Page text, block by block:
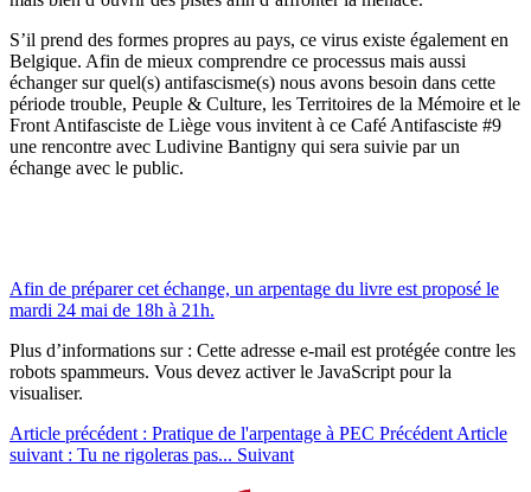
S’il prend des formes propres au pays, ce virus existe également en
Belgique. Afin de mieux comprendre ce processus mais aussi
échanger sur quel(s) antifascisme(s) nous avons besoin dans cette
période trouble, Peuple & Culture, les Territoires de la Mémoire et le
Front Antifasciste de Liège vous invitent à ce Café Antifasciste #9
une rencontre avec Ludivine Bantigny qui sera suivie par un
échange avec le public.
Afin de préparer cet échange, un arpentage du livre est proposé le
mardi 24 mai de 18h à 21h.
Plus d’informations sur : Cette adresse e-mail est protégée contre les
robots spammeurs. Vous devez activer le JavaScript pour la
visualiser.
Article précédent : Pratique de l'arpentage à PEC Précédent Article
suivant : Tu ne rigoleras pas... Suivant